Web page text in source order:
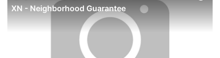
XN - Neighborhood Guarantee